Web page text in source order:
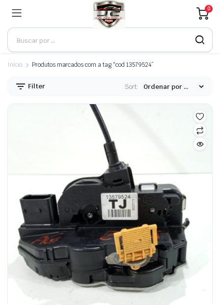
0
Início Produtos marcados com a tag “cod 13579524”
Filter Sort: